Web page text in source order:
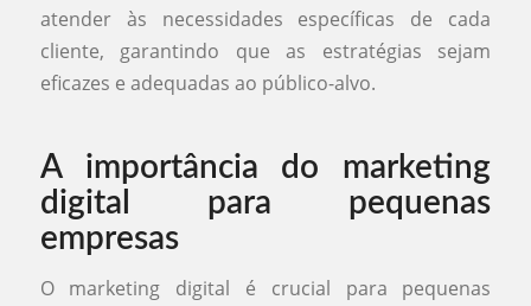
atender às necessidades específicas de cada
cliente, garantindo que as estratégias sejam
eficazes e adequadas ao público-alvo.
A importância do marketing
digital para pequenas
empresas
O marketing digital é crucial para pequenas